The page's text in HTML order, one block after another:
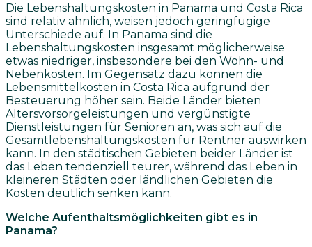
Die Lebenshaltungskosten in Panama und Costa Rica
sind relativ ähnlich, weisen jedoch geringfügige
Unterschiede auf. In Panama sind die
Lebenshaltungskosten insgesamt möglicherweise
etwas niedriger, insbesondere bei den Wohn- und
Nebenkosten. Im Gegensatz dazu können die
Lebensmittelkosten in Costa Rica aufgrund der
Besteuerung höher sein. Beide Länder bieten
Altersvorsorgeleistungen und vergünstigte
Dienstleistungen für Senioren an, was sich auf die
Gesamtlebenshaltungskosten für Rentner auswirken
kann. In den städtischen Gebieten beider Länder ist
das Leben tendenziell teurer, während das Leben in
kleineren Städten oder ländlichen Gebieten die
Kosten deutlich senken kann.
Welche Aufenthaltsmöglichkeiten gibt es in
Panama?